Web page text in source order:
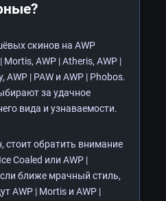
скинов на AWP
AWP | Atheris, AWP |
AWP | PAW и AWP | Phobos.
за удачное
вида и узнаваемости.
стоит обратить внимание
Coaled или AWP |
ближе мрачный стиль,
AWP | Mortis и AWP |